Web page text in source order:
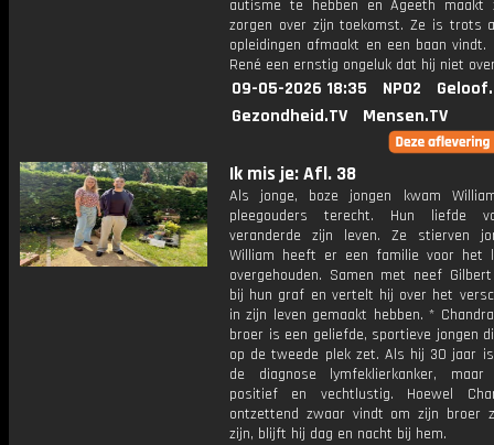
autisme te hebben en Ageeth maakt
zorgen over zijn toekomst. Ze is trots
opleidingen afmaakt en een baan vindt.
René een ernstig ongeluk dat hij niet
09-05-2026 18:35 NPO2
Gezondheid.TV
Mensen.TV
Ik mis je: Afl. 38
Als jonge, boze jongen kwam
pleegouders terecht. Hun liefde
veranderde zijn leven. Ze stierven
William heeft er een familie voor het
overgehouden. Samen met neef
bij hun graf en vertelt hij over het
in zijn leven gemaakt hebben. *
broer is een geliefde, sportieve jongen
op de tweede plek zet. Als hij 30 jaar
de diagnose lymfeklierkanker,
positief en vechtlustig. Hoewel
ontzettend zwaar vindt om zijn broer
zijn, blijft hij dag en nacht bij hem.